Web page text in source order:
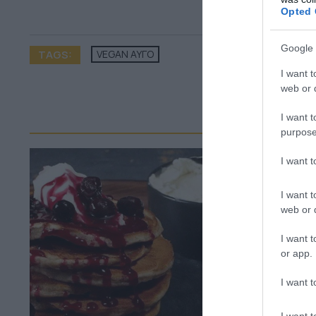
Opted
Google
I want
web or
I want
I want
I want
web or
I want
or app.
I want
TAGS: VEGAN ΑΥΓΟ